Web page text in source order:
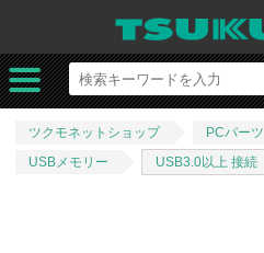
ツクモネットショップ PCパーツ
USBメモリー
USB3.0以上 接続